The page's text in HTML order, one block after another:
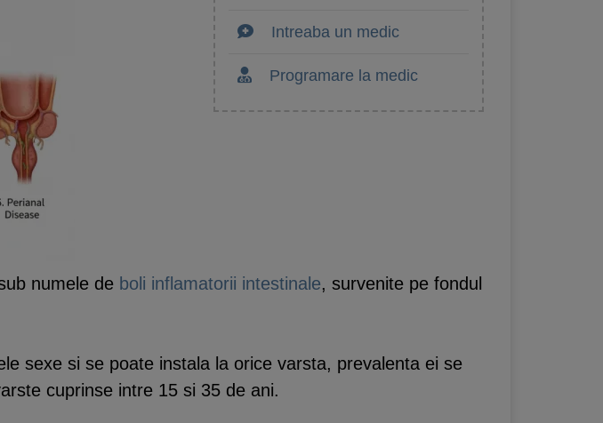
Intreaba un medic
Programare la medic
numele de boli inflamatorii intestinale, survenite pe fondul
sexe si se poate instala la orice varsta, prevalenta ei se
cuprinse intre 15 si 35 de ani.